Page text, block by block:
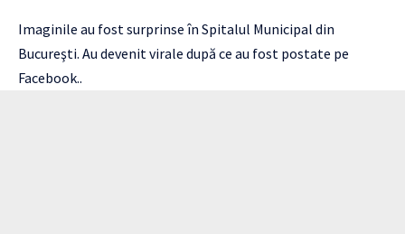
Imaginile au fost surprinse în Spitalul Municipal din
Bucureşti. Au devenit virale după ce au fost postate pe
Facebook..